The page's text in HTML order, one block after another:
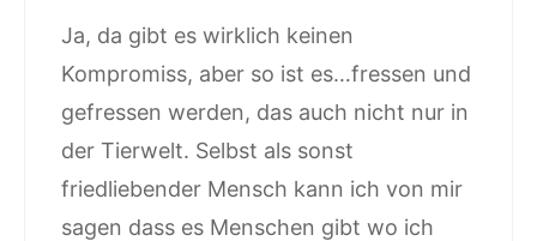
Ja, da gibt es wirklich keinen
Kompromiss, aber so ist es…fressen und
gefressen werden, das auch nicht nur in
der Tierwelt. Selbst als sonst
friedliebender Mensch kann ich von mir
sagen dass es Menschen gibt wo ich